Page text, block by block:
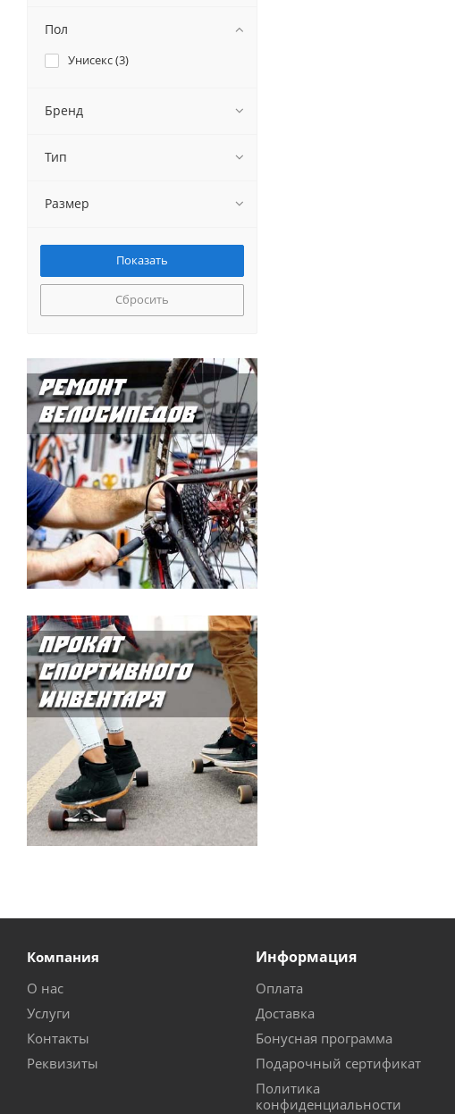
Пол
Унисекс (3)
Бренд
Тип
Размер
Сбросить
Компания
О нас
Услуги
Контакты
Реквизиты
Информация
Оплата
Доставка
Бонусная программа
Подарочный сертификат
Политика
конфиденциальности